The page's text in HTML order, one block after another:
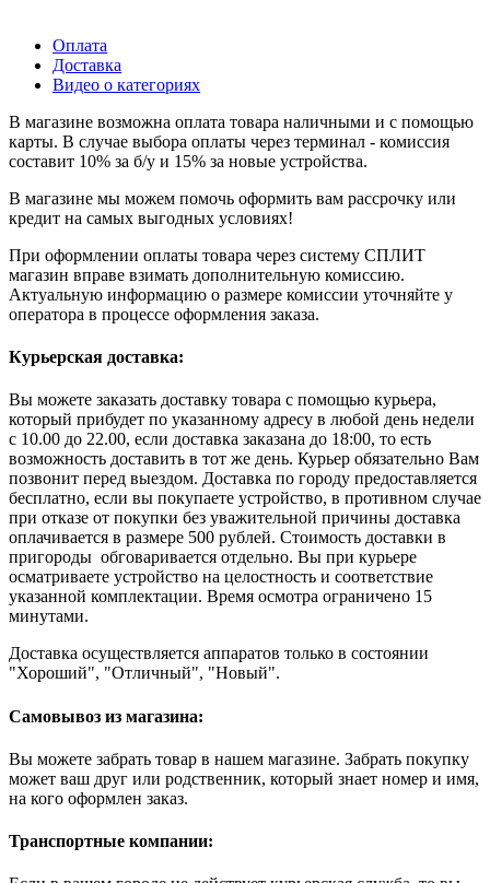
Оплата
Доставка
Видео о категориях
В магазине возможна оплата товара наличными и с помощью
карты. В случае выбора оплаты через терминал - комиссия
составит 10% за б/у и 15% за новые устройства.
В магазине мы можем помочь оформить вам рассрочку или
кредит на самых выгодных условиях!
При оформлении оплаты товара через систему СПЛИТ
магазин вправе взимать дополнительную комиссию.
Актуальную информацию о размере комиссии уточняйте у
оператора в процессе оформления заказа.
Курьерская доставка:
Вы можете заказать доставку товара с помощью курьера,
который прибудет по указанному адресу в любой день недели
с 10.00 до 22.00, если доставка заказана до 18:00, то есть
возможность доставить в тот же день. Курьер обязательно Вам
позвонит перед выездом. Доставка по городу предоставляется
бесплатно, если вы покупаете устройство, в противном случае
при отказе от покупки без уважительной причины доставка
оплачивается в размере 500 рублей. Стоимость доставки в
пригороды обговаривается отдельно. Вы при курьере
осматриваете устройство на целостность и соответствие
указанной комплектации. Время осмотра ограничено 15
минутами.
Доставка осуществляется аппаратов только в состоянии
"Хороший", "Отличный", "Новый".
Самовывоз из магазина:
Вы можете забрать товар в нашем магазине. Забрать покупку
может ваш друг или родственник, который знает номер и имя,
на кого оформлен заказ.
Транспортные компании: